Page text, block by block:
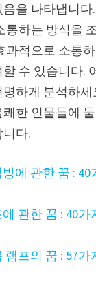
을 나타냅니
통하는 방식을
과적으로 소통
수 있습니다.
하게 분석하
한 인물들에
다.
방에 관한 꿈 :
에 관한 꿈 : 40
램프의 꿈 : 57